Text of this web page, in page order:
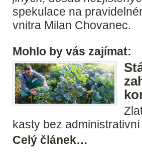
spekulace na
vnitra Milan Chovanec.
Mohlo by vás zajímat:
kasty bez
Celý článek…